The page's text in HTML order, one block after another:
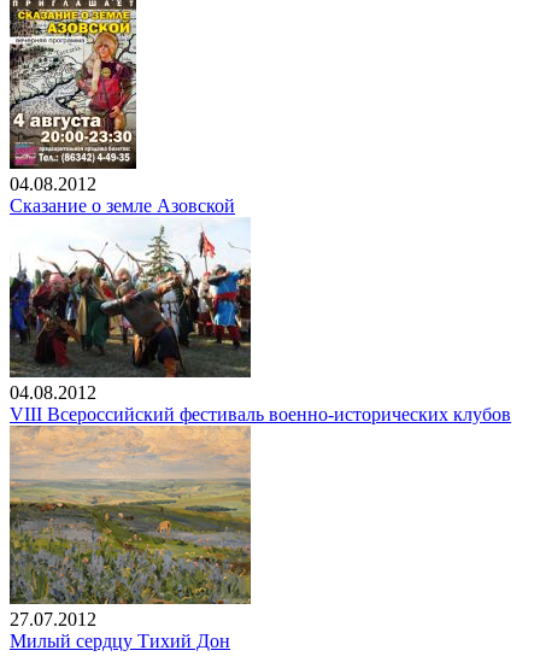
04.08.2012
Сказание о земле Азовской
04.08.2012
VIII Всероссийский фестиваль военно-исторических клубов
27.07.2012
Милый сердцу Тихий Дон